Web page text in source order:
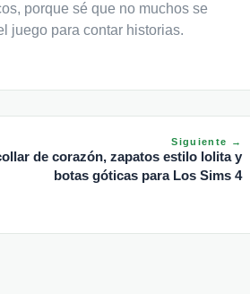
porque sé que no muchos se
juego para contar historias.
Siguiente →
de corazón, zapatos estilo lolita y
botas góticas para Los Sims 4